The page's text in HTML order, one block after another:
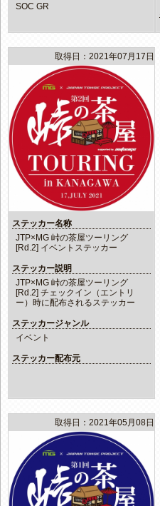
SOC GR
取得日：2021年07月17日
ステッカー名称
JTP×MG 峠の茶屋ツーリング
[Rd.2] イベントステッカー
ステッカー説明
JTP×MG 峠の茶屋ツーリング
[Rd.2] チェックイン（エントリ
ー）時に配布されるステッカー
ステッカージャンル
イベント
ステッカー配布元
取得日：2021年05月08日